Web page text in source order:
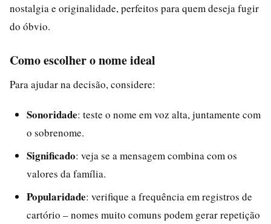
nostalgia e originalidade, perfeitos para quem deseja fugir
do óbvio.
Como escolher o nome ideal
Para ajudar na decisão, considere:
Sonoridade: teste o nome em voz alta, juntamente com
o sobrenome.
Significado: veja se a mensagem combina com os
valores da família.
Popularidade: verifique a frequência em registros de
cartório – nomes muito comuns podem gerar repetição